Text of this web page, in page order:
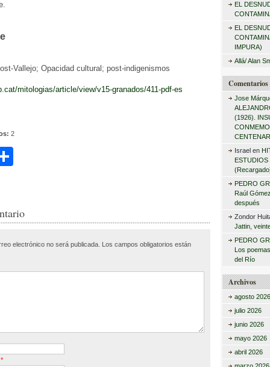
Vallejo; Opacidad cultural; post-indigenismos
mitologias/article/view/v15-granados/411-pdf-es
2
p
tir
electrónico no será publicada. Los campos obligatorios están
*
r
EL
EL
IMPURA)
Allá/ Alan
Comentarios
Jose
(1926).
Israelen
ESTUDIOS
PEDRO
Raúl
después
Zondor
Jattin,
PEDRO
Los
del Río
Archivos
agosto 2026
julio 2026
junio 2026
mayo 2026
abril 2026